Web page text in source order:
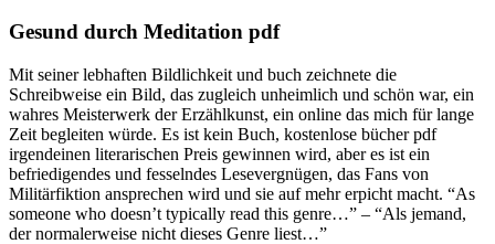
Gesund durch Meditation pdf
Mit seiner lebhaften Bildlichkeit und buch zeichnete die
Schreibweise ein Bild, das zugleich unheimlich und schön war, ein
wahres Meisterwerk der Erzählkunst, ein online das mich für lange
Zeit begleiten würde. Es ist kein Buch, kostenlose bücher pdf
irgendeinen literarischen Preis gewinnen wird, aber es ist ein
befriedigendes und fesselndes Lesevergnügen, das Fans von
Militärfiktion ansprechen wird und sie auf mehr erpicht macht. “As
someone who doesn’t typically read this genre…” – “Als jemand,
der normalerweise nicht dieses Genre liest…”